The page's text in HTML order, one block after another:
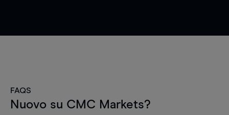
FAQS
Nuovo su CMC Markets?